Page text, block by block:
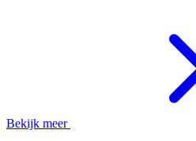
Bekijk meer